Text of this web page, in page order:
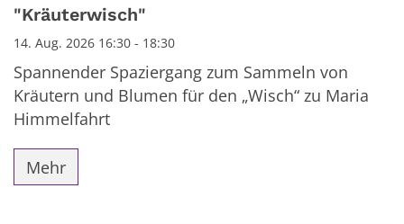
"Kräuterwisch"
14. Aug. 2026 16:30 - 18:30
Spannender Spaziergang zum Sammeln von
Kräutern und Blumen für den „Wisch“ zu Maria
Himmelfahrt
Mehr